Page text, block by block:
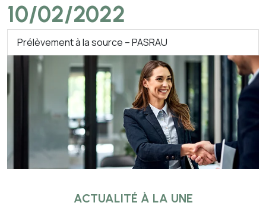
10/02/2022
Prélèvement à la source – PASRAU
ACTUALITÉ À LA UNE